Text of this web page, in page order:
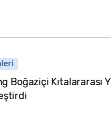
Boğaziçi Kıtalararası